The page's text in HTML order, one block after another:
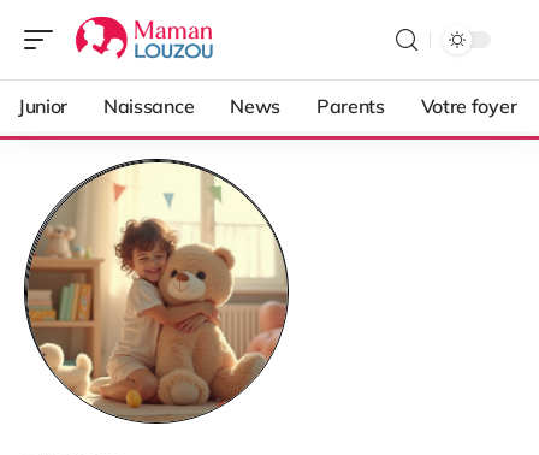
Junior Naissance News Parents Votre foyer